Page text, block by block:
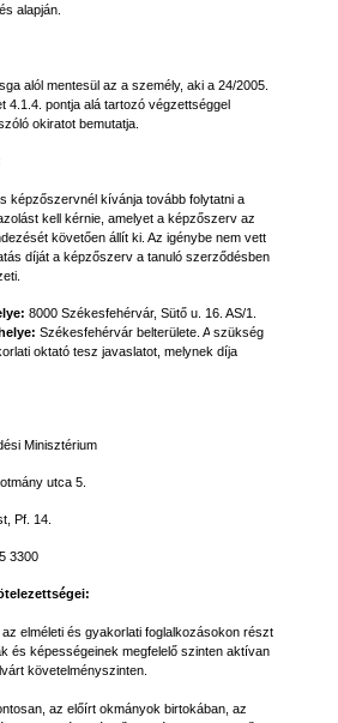
alapján.
alól mentesül az a személy, aki a 24/2005.
4.1.4. pontja alá tartozó végzettséggel
okiratot bemutatja.
képzőszervnél kívánja tovább folytatni a
kell kérnie, amelyet a képzőszerv az
követően állít ki. Az igénybe nem vett
díját a képzőszerv a tanuló szerződésben
8000 Székesfehérvár, Sütő u. 16. AS/1.
Székesfehérvár belterülete. Aszükség
oktató tesz javaslatot, melynek díja
Minisztérium
utca 5.
Pf. 14.
3300
elméleti és gyakorlati foglalkozásokon részt
és képességeinek megfelelő szinten aktívan
követelményszinten.
az előírt okmányok birtokában, az